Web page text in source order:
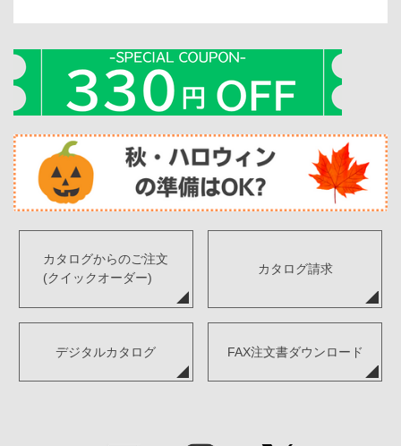
カタログからのご注文
(クイックオーダー)
カタログ請求
デジタルカタログ FAX注文書ダウンロード